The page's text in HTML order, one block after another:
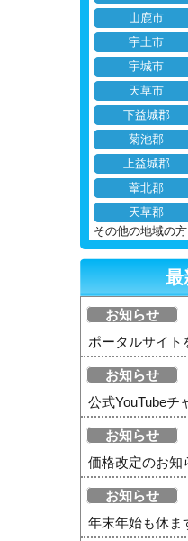
山鹿市
宇土市
宇城市
天草市
下益城郡
菊池郡
上益城郡
葦北郡
天草郡
その他の地域の
最
お知らせ
ポータルサイト
お知らせ
公式YouTubeチ
お知らせ
価格改定のお知
お知らせ
年末年始も休ま